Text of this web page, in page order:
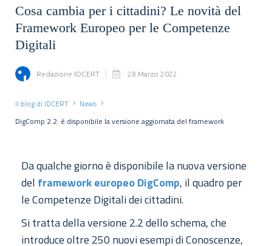
Cosa cambia per i cittadini? Le novità del
Framework Europeo per le Competenze
Digitali
Redazione IDCERT 28 Marzo 2022
Il blog di IDCERT
News
DigComp 2.2: è disponibile la versione aggiornata del framework
Da qualche giorno è disponibile la nuova versione
del framework europeo DigComp, il quadro per
le Competenze Digitali dei cittadini.
Si tratta della versione 2.2 dello schema, che
introduce oltre 250 nuovi esempi di Conoscenze,